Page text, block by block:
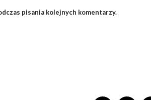
pisania kolejnych komentarzy.